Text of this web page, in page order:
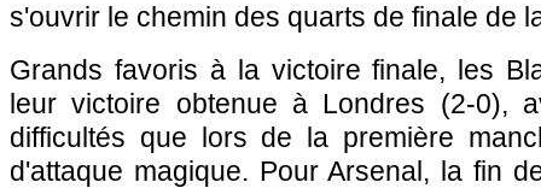
s'ouvrir le chemin des quarts de finale de
Grands favoris à la victoire finale, les
leur victoire obtenue à Londres (2-0),
difficultés que lors de la première
d'attaque magique. Pour Arsenal, la fin